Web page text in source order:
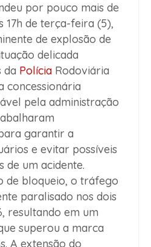
por pouco mais de
17h de terça-feira (5),
de explosão de
delicada
da Polícia Rodoviária
concessionária
pela administração
garantir a
e evitar possíveis
de um acidente.
de bloqueio, o tráfego
paralisado nos dois
resultando em um
superou a marca
A extensão do